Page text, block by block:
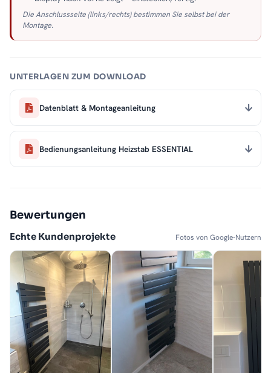
Die Anschlussseite (links/rechts) bestimmen Sie selbst bei der
Montage.
UNTERLAGEN ZUM DOWNLOAD
Datenblatt & Montageanleitung
Bedienungsanleitung Heizstab ESSENTIAL
Bewertungen
Echte Kundenprojekte Fotos von Google-Nutzern